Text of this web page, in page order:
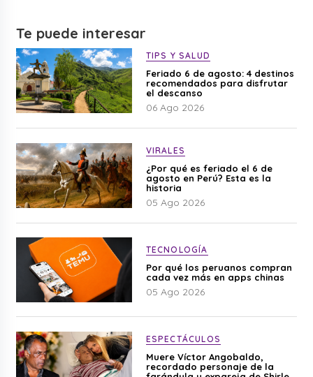
Te puede interesar
TIPS Y SALUD
Feriado 6 de agosto: 4 destinos
recomendados para disfrutar
el descanso
06 Ago 2026
VIRALES
¿Por qué es feriado el 6 de
agosto en Perú? Esta es la
historia
05 Ago 2026
TECNOLOGÍA
Por qué los peruanos compran
cada vez más en apps chinas
05 Ago 2026
ESPECTÁCULOS
Muere Víctor Angobaldo,
recordado personaje de la